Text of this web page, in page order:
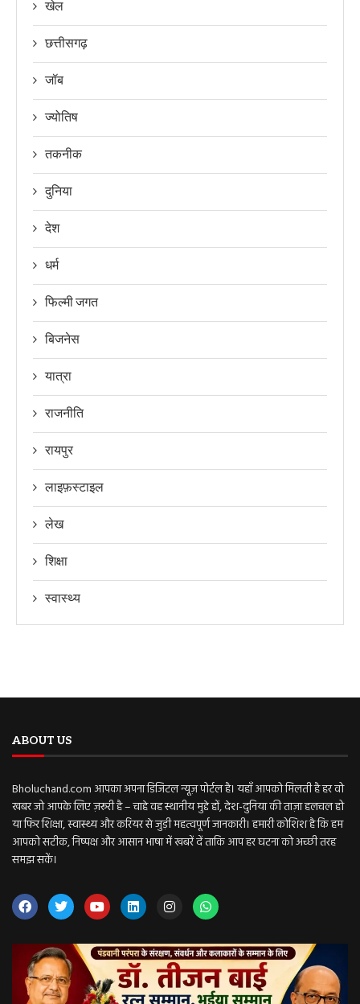
खेल
छत्तीसगढ़
जॉब
ज्योतिष
तकनीक
दुनिया
देश
धर्म
फिल्मी जगत
बिजनेस
यात्रा
राजनीति
रायपुर
लाइफ़स्टाइल
लेख
शिक्षा
स्वास्थ्य
ABOUT US
Bholuchand.com आपका अपना डिजिटल न्यूज़ पोर्टल है। यहाँ आपको मिलती है हर वो
खबर जो आपके लिए ज़रूरी है – चाहे वह स्थानीय मुद्दे हों, देश-दुनिया की ताज़ा हलचल हो
या फिर शिक्षा, स्वास्थ्य और करियर से जुड़ी महत्वपूर्ण जानकारी। हमारी कोशिश है कि हम
आपको सटीक, निष्पक्ष और आसान भाषा में खबरें दें ताकि आप हर घटना को अच्छी तरह
समझ सकें।